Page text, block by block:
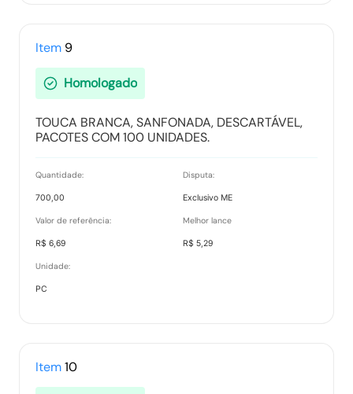
Item 9
Homologado
TOUCA BRANCA, SANFONADA, DESCARTÁVEL,
PACOTES COM 100 UNIDADES.
Quantidade:
700,00
Disputa:
Exclusivo ME
Valor de referência:
R$ 6,69
Melhor lance
R$ 5,29
Unidade:
PC
Item10